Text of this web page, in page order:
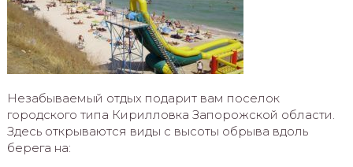
Незабываемый отдых подарит вам поселок
городского типа Кирилловка Запорожской области.
Здесь открываются виды с высоты обрыва вдоль
берега на: